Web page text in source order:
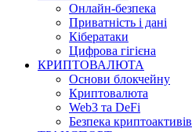
Онлайн-безпека
Приватність і дані
Кібератаки
Цифрова гігієна
КРИПТОВАЛЮТА
Основи блокчейну
Криптовалюта
Web3 та DeFi
Безпека криптоактивів